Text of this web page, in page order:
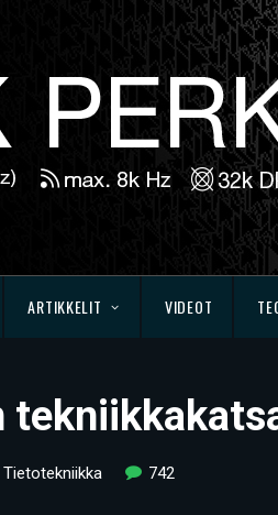
ARTIKKELIT VIDEOT
Tietotekniikka 742